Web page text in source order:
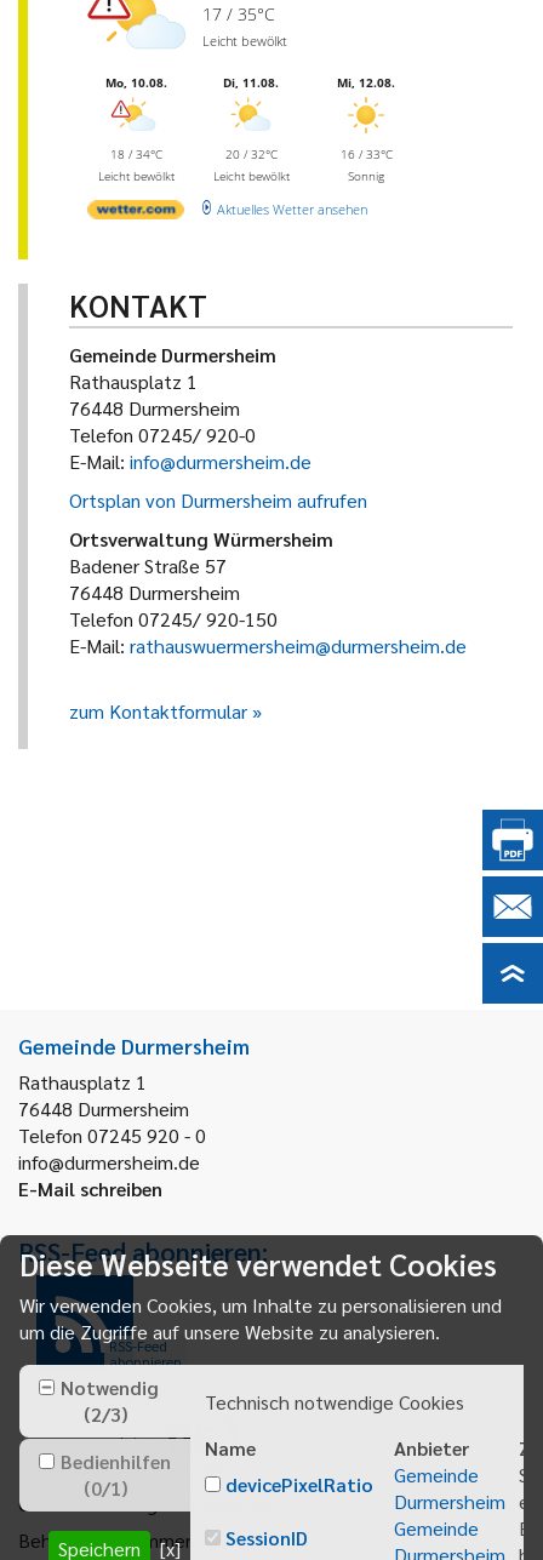
17 / 35°C
Leicht bewölkt
Mo, 10.08.
18 / 34°C
Leicht bewölkt
Di, 11.08.
20 / 32°C
Leicht bewölkt
Mi, 12.08.
16 / 33°C
Sonnig
Aktuelles Wetter ansehen
KONTAKT
Gemeinde Durmersheim
Rathausplatz 1
76448 Durmersheim
Telefon 07245/ 920-0
E-Mail: info@durmersheim.de
Ortsplan von Durmersheim aufrufen
Ortsverwaltung Würmersheim
Badener Straße 57
76448 Durmersheim
Telefon 07245/ 920-150
E-Mail: rathauswuermersheim@durmersheim.de
zum Kontaktformular
Gemeinde Durmersheim
Rathausplatz 1
76448 Durmersheim
Telefon 07245 920 - 0
info@durmersheim.de
E-Mail schreiben
RSS-Feed abonnieren:
RSS-Feed
abonnieren
Gemeindeanzeiger abonnieren
Behördenrufnummer 115
Diese Webseite verwendet Cookies
Wir verwenden Cookies, um Inhalte zu personalisieren und
um die Zugriffe auf unsere Website zu analysieren.
Notwendig
(2/3)
Bedienhilfen
(0/1)
Speichern [x]
Technisch notwendige Cookies
Name
Anbieter
devicePixelRatio
Gemeinde
Durmersheim
SessionID
Gemeinde
Durmersheim